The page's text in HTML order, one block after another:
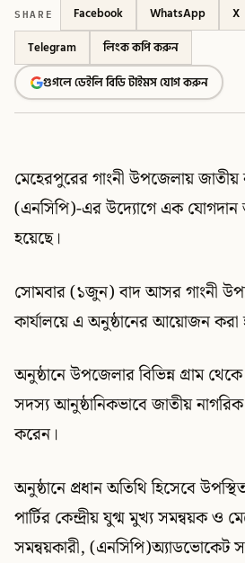
SHARE Facebook WhatsApp X
Telegram
লিংক কপি করুন
গুগলে ডেইলি বিডি টাইমস যোগ করুন
মেহেরপুরের গাংনী উপজেলায় জাতীয়
(এনসিপি)-এর উদ্যোগে এক যোগদান
হয়েছে।
সোমবার (১জুন) বাদ আসর গাংনী
কার্যালয়ে এ অনুষ্ঠানের আয়োজন করা
অনুষ্ঠানে উপজেলার বিভিন্ন গ্রাম
সদস্য আনুষ্ঠানিকভাবে জাতীয় নাগরিক
করেন।
অনুষ্ঠানে প্রধান অতিথি হিসেবে
পার্টির কেন্দ্রীয় যুগ্ম মুখ্য সমন্বয়ক ও
সমন্বয়কারী, (এনসিপি)অ্যাডভোকেট